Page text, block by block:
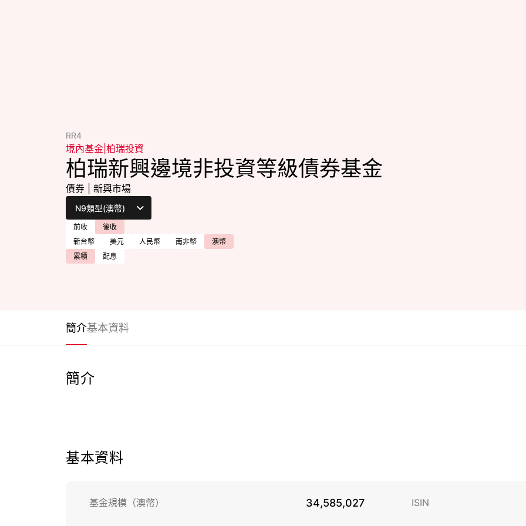
RR4
境內基金 柏瑞投資
柏瑞新興邊境非投資等級債券基金
債券 新興市場
前收
後收
新台幣
美元 人民幣 南非幣
澳幣
累積
配息
簡介基本資料
簡介
基本資料
基金規模（澳幣） 34,585,027 ISIN